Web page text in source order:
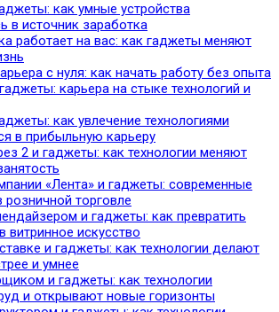
как умные устройства
в источник заработка
работает на вас: как гаджеты меняют
с нуля: как начать работу без опыта
карьера на стыке технологий и
как увлечение технологиями
в прибыльную карьеру
2 и гаджеты: как технологии меняют
«Лента» и гаджеты: современные
розничной торговле
и гаджеты: как превратить
витринное искусство
и гаджеты: как технологии делают
и умнее
и гаджеты: как технологии
и открывают новые горизонты